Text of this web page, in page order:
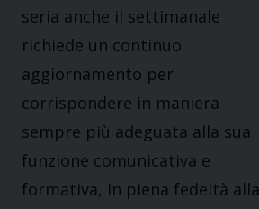
seria anche il settimanale
richiede un continuo
aggiornamento per
corrispondere in maniera
sempre più adeguata alla sua
funzione comunicativa e
formativa, in piena fedeltà alla